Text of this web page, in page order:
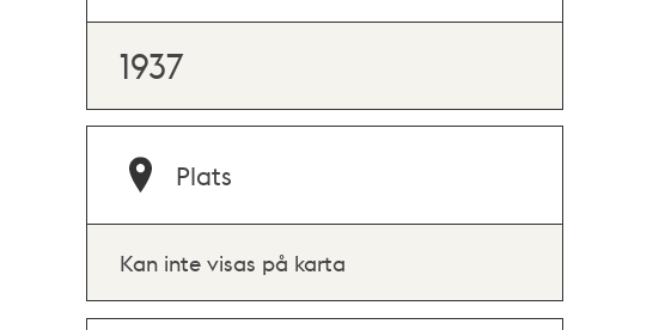
1937
Plats
Kan inte visas på karta